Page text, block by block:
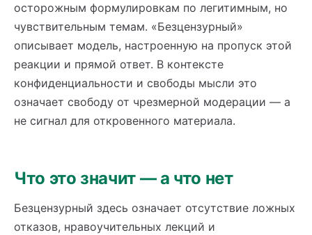
осторожным формулировкам по легитимным, но
чувствительным темам. «Безцензурный»
описывает модель, настроенную на пропуск этой
реакции и прямой ответ. В контексте
конфиденциальности и свободы мысли это
означает свободу от чрезмерной модерации — а
не сигнал для откровенного материала.
Что это значит — а что нет
Безцензурный здесь означает отсутствие ложных
отказов, нравоучительных лекций и